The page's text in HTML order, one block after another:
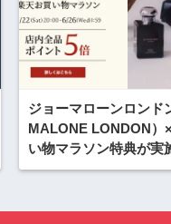
ジョーマローンロンド
MALONE LONDON）
い物マラソン特典が実
年6月22日（土）から